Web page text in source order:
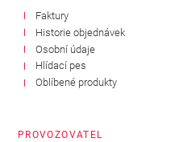
Faktury
Historie objednávek
Osobní údaje
Hlídací pes
Oblíbené produkty
PROVOZOVATEL